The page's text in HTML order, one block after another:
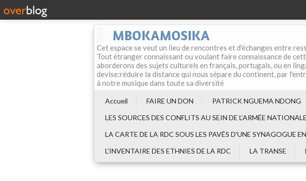
MBOKAMOSIKA
Cet espace se veut un lieu de rencontres et d'échanges entre
Tout étranger connaissant ou voulant faire connaissance de
aborderons des sujets culturels en français, portugais, ou en
devise:réduire la distance qui nous sépare du continent, par
à notre musique dans toute sa diversité
Accueil FAIRE UN DON
PATRICK NGUEMA NDONG
LES SOURCES DES CONFLITS AU SEIN DE L‘ARMÉE
LA CARTE DE LA RDC SOUS LES PAVÉS D'UNE SYNAGOGUE
L'INVENTAIRE DES ETHNIES DE LA RDC
LA TRANSE